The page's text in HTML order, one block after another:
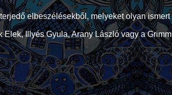
elbeszélésekből, melyeket olyan ismert
Illyés Gyula, Arany László vagy a Grimm